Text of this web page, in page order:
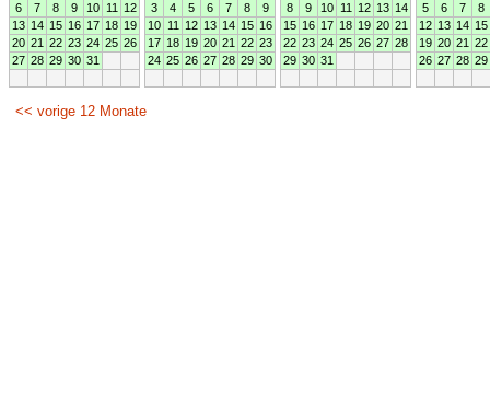
6
7 8 9 10 11
12
13 14 15 16 17 18 19
20 21 22 23 24 25 26
27 28 29 30 31
3
4 5 6 7 8
9
10 11 12 13 14 15 16
17 18 19 20 21 22 23
24 25 26 27 28 29 30
8
9 10 11 12 13 14
15 16 17 18 19 20 21
22 23 24 25 26 27 28
29 30 31
5
6 7
8
12 13 14 15
19 20 21 22
26 27 28 29
<< vorige 12 Monate